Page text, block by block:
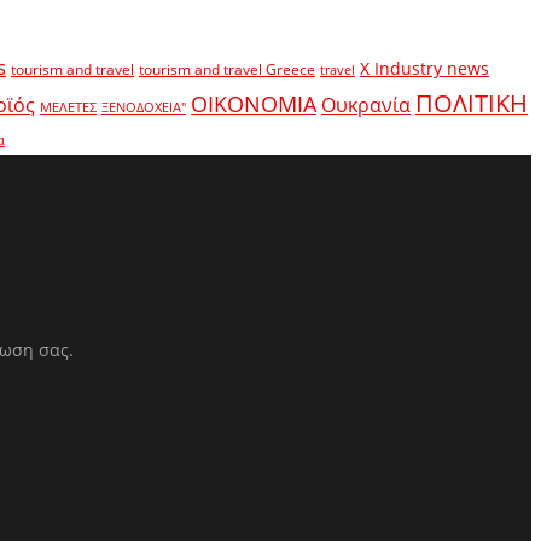
tourism and travel tourism and travel Greece travel X Industry news
ΜΕΛΕΤΕΣ ΞΕΝΟΔΟΧΕΙΑ" ΟΙΚΟΝΟΜΙΑ Ουκρανία ΠΟΛΙΤΙΚΗ
σας.